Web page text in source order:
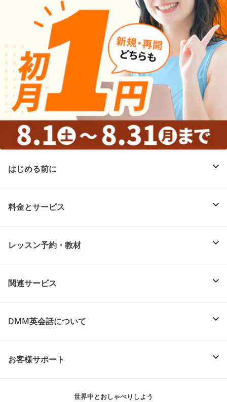
はじめる前に
料金とサービス
レッスン予約・教材
関連サービス
DMM英会話について
お客様サポート
世界中とおしゃべりしよう